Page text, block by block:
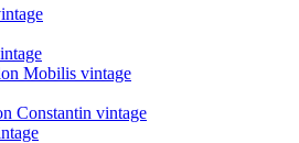
Mobilis vintage
Constantin vintage